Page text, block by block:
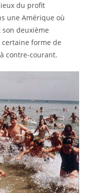
du profit
une Amérique où
deuxième
forme de
contre-courant.